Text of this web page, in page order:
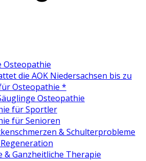
Osteopathie
die AOK Niedersachsen bis zu
Osteopathie *
Osteopathie
für Sportler
für Senioren
& Schulterprobleme
Ganzheitliche Therapie